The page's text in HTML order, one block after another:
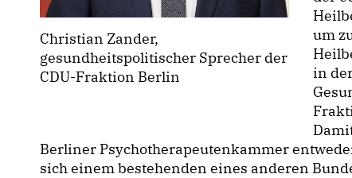
Christian Zander,
gesundheitspolitischer Sprecher der
CDU-Fraktion Berlin
um
in
Berliner Psychotherapeutenkammer
sich einem bestehenden eines anderen